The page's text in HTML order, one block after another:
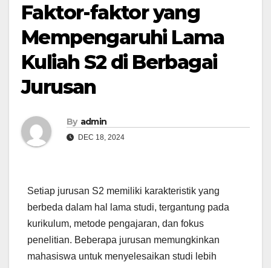
Faktor-faktor yang
Mempengaruhi Lama
Kuliah S2 di Berbagai
Jurusan
By admin
DEC 18, 2024
Setiap jurusan S2 memiliki karakteristik yang
berbeda dalam hal lama studi, tergantung pada
kurikulum, metode pengajaran, dan fokus
penelitian. Beberapa jurusan memungkinkan
mahasiswa untuk menyelesaikan studi lebih